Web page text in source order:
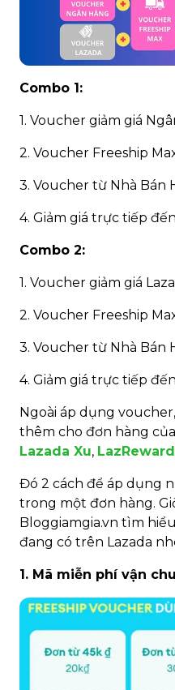
Combo 1:
1. Voucher giảm giá
2. Voucher Freeship
3. Voucher từ Nhà Bán
4. Giảm giá trực tiếp
Combo 2:
1. Voucher giảm giá
2. Voucher Freeship
3. Voucher từ Nhà Bán
4. Giảm giá trực tiếp
Ngoài áp dụng
thêm cho đơn hàng
Lazada Xu,
Đó 2 cách để áp dụng
trong một đơn hàng.
Bloggiamgia.vn tìm
đang có trên Lazada
1. Mã miễn phí vận